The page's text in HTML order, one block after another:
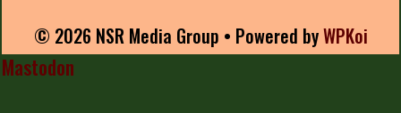
© 2026 NSR Media Group • Powered byWPKoi
Mastodon